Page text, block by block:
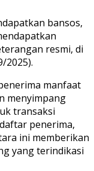
bansos,
resmi, di
2025).
manfaat
menyimpang
transaksi
penerima,
ini memberikan
yang terindikasi